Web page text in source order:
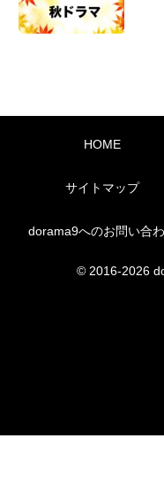
HOME
サイトマップ
dorama9へのお問い合
© 2016-2026